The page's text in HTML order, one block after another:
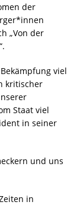
der
„Von der
viel
kritischer
Staat viel
in seiner
und uns
in